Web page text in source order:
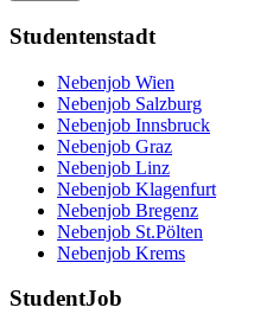
Studentenstadt
Nebenjob Wien
Nebenjob Salzburg
Nebenjob Innsbruck
Nebenjob Graz
Nebenjob Linz
Nebenjob Klagenfurt
Nebenjob Bregenz
Nebenjob St.Pölten
Nebenjob Krems
StudentJob